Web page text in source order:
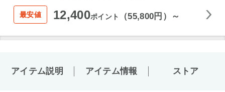
最安値 12,400ポイント （55,800円）～
アイテム説明 アイテム情報 ストア